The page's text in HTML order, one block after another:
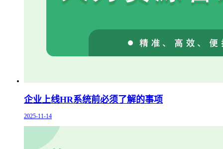
企业上线HR系统前必须了解的事项
2025-11-14